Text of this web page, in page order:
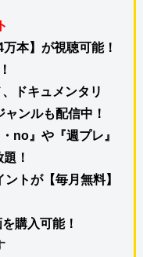
本】が視聴可能！
ドキュメンタリ
ンルも配信中！
no』や『週プレ』
！
トが【毎月無料】
購入可能！